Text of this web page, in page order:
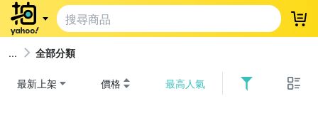
登
全部分類
最新上架 價格 最高人氣